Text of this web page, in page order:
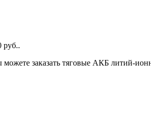
руб..
заказать тяговые АКБ литий-